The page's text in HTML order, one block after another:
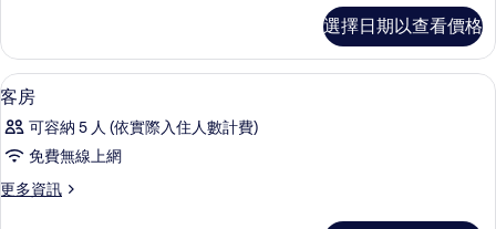
Western)
的
所
有
相
片
View,
Japanese-
Western)
的
詳
情
有
相
片
的
詳
情
選擇日期以查看價格
顯
示
客
的
2
客房
可容納 5 人 (依實際入住人數計費)
免費無線上網
更多資訊
更